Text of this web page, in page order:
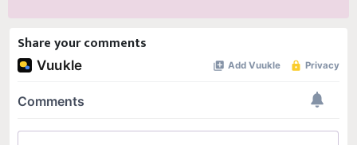
Share your comments